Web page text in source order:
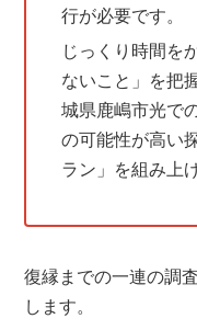
行が必要です。
じっくり時間を
ないこと」を把
城県鹿嶋市光で
の可能性が高い
ラン」を組み上
復縁までの一連の調
します。